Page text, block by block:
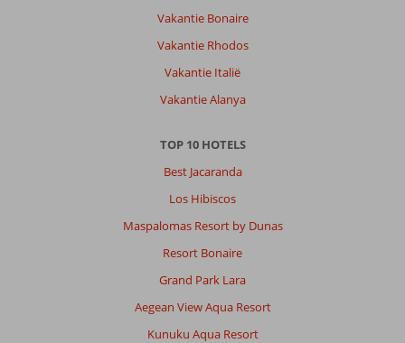
Vakantie Bonaire
Vakantie Rhodos
Vakantie Italië
Vakantie Alanya
TOP 10 HOTELS
Best Jacaranda
Los Hibiscos
Maspalomas Resort by Dunas
Resort Bonaire
Grand Park Lara
Aegean View Aqua Resort
Kunuku Aqua Resort